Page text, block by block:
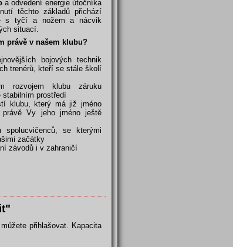
a odvedení energie útočníka
těchto základů přichází
s tyčí a nožem a nácvik
situací.
právě v našem klubu?
bojových technik
trenérů, kteří se stále školí
rozvojem klubu záruku
stabilním prostředí
klubu, který má již jméno
Vy jeho jméno ještě
spolucvičenců, se kterými
začátky
závodů i v zahraničí
přihlašovat. Kapacita